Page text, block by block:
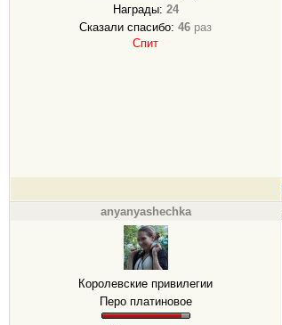
Награды: 24
Сказали спасибо: 46 раз
Спит
anyanyashechka
Королевские привилегии
Перо платиновое